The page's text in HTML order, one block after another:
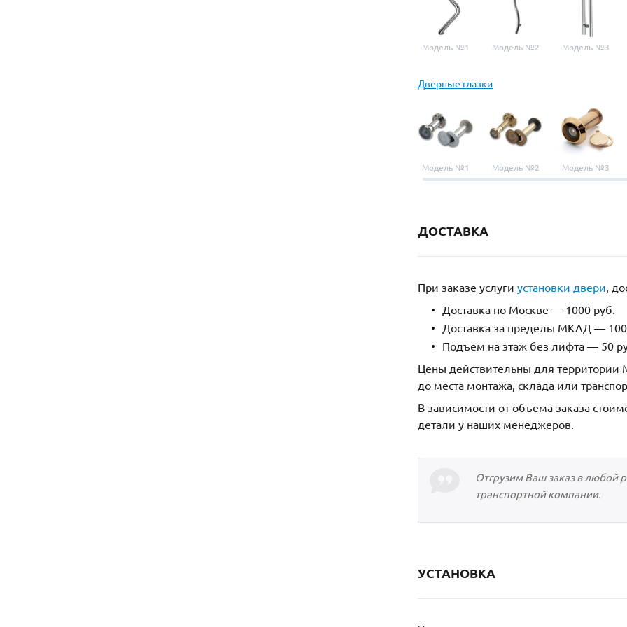
Модель №1 Модель №2 Модель №3
Дверные глазки
Модель №1 Модель №2 Модель №3
ДОСТАВКА
При заказе услуги установки двери,
Доставка по Москве — 1000 руб.
Доставка за пределы МКАД —
Подъем на этаж без лифта — 50
Цены действительны для территории
до места монтажа, склада или
В зависимости от объема заказа
детали у наших менеджеров.
Отгрузим Ваш заказ в любой
транспортной компании.
УСТАНОВКА